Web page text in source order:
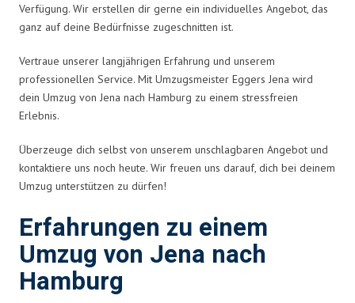
Verfügung. Wir erstellen dir gerne ein individuelles Angebot, das
ganz auf deine Bedürfnisse zugeschnitten ist.
Vertraue unserer langjährigen Erfahrung und unserem
professionellen Service. Mit Umzugsmeister Eggers Jena wird
dein Umzug von Jena nach Hamburg zu einem stressfreien
Erlebnis.
Überzeuge dich selbst von unserem unschlagbaren Angebot und
kontaktiere uns noch heute. Wir freuen uns darauf, dich bei deinem
Umzug unterstützen zu dürfen!
Erfahrungen zu einem
Umzug von Jena nach
Hamburg